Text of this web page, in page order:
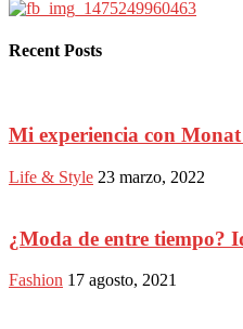
Recent Posts
Mi experiencia con
Life & Style 23 marzo, 2022
¿Moda de entre tiempo?
Fashion 17 agosto, 2021